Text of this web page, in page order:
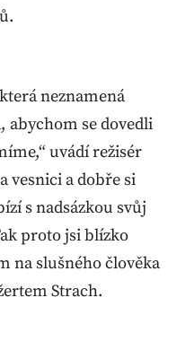
neznamená
abychom se dovedli
uvádí režisér
vesnici a dobře si
s nadsázkou svůj
proto jsi blízko
na slušného člověka
Strach.